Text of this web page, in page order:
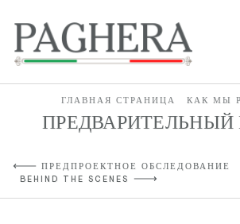
ГЛАВНАЯ СТРАНИЦА КАК МЫ
ПРЕДВАРИТЕЛЬНЫЙ
ПРЕДПРОЕКТНОЕ ОБСЛЕДОВАНИЕ
BEHIND THE SCENES